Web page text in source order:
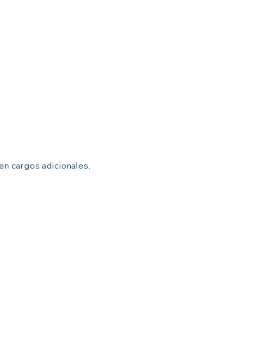
cargos adicionales.